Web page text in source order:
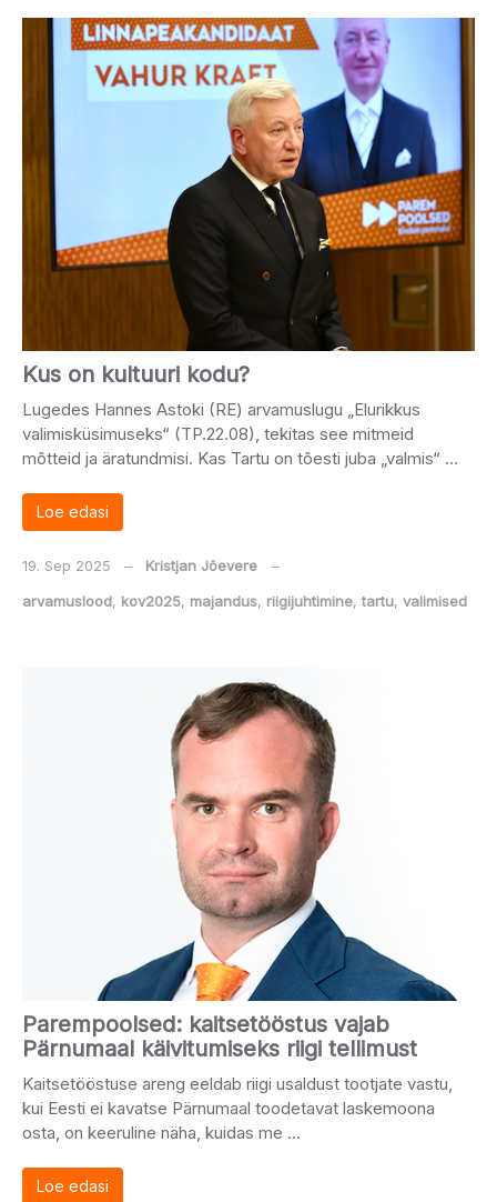
Kus on kultuuri kodu?
Lugedes Hannes Astoki (RE) arvamuslugu „Elurikkus
valimisküsimuseks“ (TP.22.08), tekitas see mitmeid
mõtteid ja äratundmisi. Kas Tartu on tõesti juba „valmis“ …
Loe edasi
19. Sep 2025 ‒ Kristjan Jõevere
‒
arvamuslood, kov2025, majandus, riigijuhtimine, tartu, valimised
Parempoolsed: kaitsetööstus vajab
Pärnumaal käivitumiseks riigi tellimust
Kaitsetööstuse areng eeldab riigi usaldust tootjate vastu,
kui Eesti ei kavatse Pärnumaal toodetavat laskemoona
osta, on keeruline näha, kuidas me …
Loe edasi